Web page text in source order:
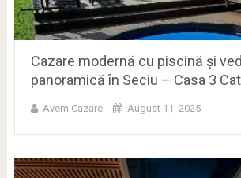
Cazare modernă cu piscină și
panoramică în Seciu – Casa 3
Avem Cazare August 11, 2025